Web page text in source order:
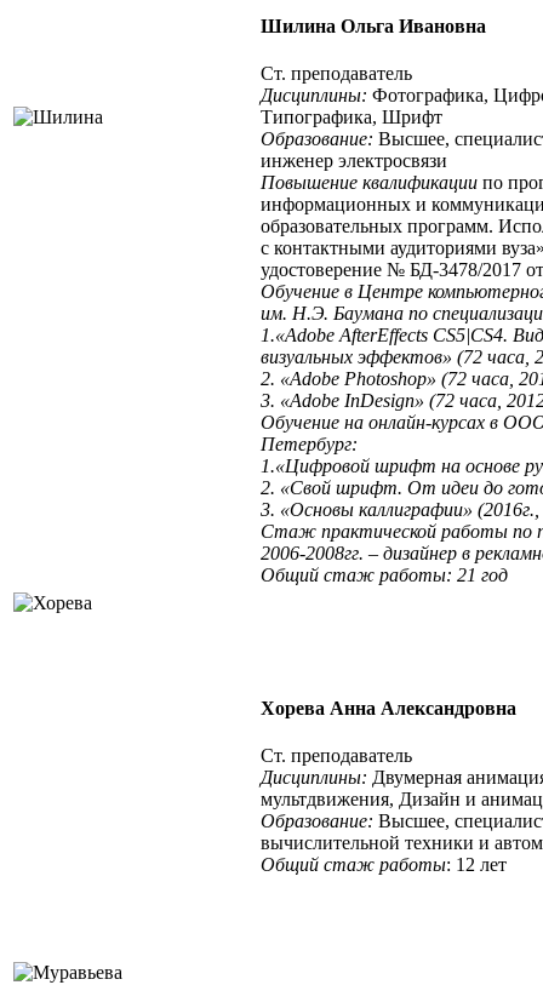
Шилина Ольга Ивановна
Ст. преподаватель
Дисциплины: Фотографика,
Типографика, Шрифт
Образование: Высшее,
инженер электросвязи
Повышение квалификации по
информационных и
образовательных программ.
с контактными аудиториями
удостоверение № БД-3478/2017
Обучение в Центре
им. Н.Э. Баумана по
1.«Adobe AfterEffects CS5|CS4.
визуальных эффектов» (72 часа,
2. «Adobe Photoshop» (72 часа,
3. «Adobe InDesign» (72 часа,
Обучение на онлайн-курсах в
Петербург:
1.«Цифровой шрифт на основе
2. «Свой шрифт. От идеи до
3. «Основы каллиграфии»
Стаж практической работы по
2006-2008гг. – дизайнер в
Общий стаж работы: 21 год
Хорева Анна Александровна
Ст. преподаватель
Дисциплины: Двумерная
мультдвижения, Дизайн и
Образование: Высшее,
вычислительной техники и
Общий стаж работы: 12 лет